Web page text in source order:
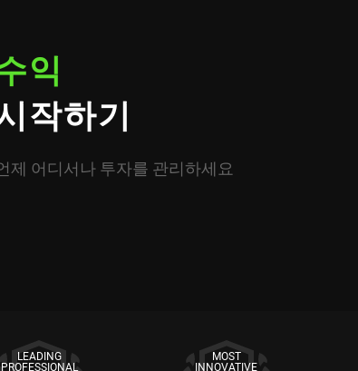
익
작하기
제 어디서나 투자를 관리하세요
LEADING
PROFESSIONAL
MOST
INNOVATIVE